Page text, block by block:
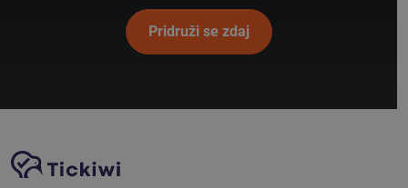
Pridruži se zdaj
Navigacija spletnega mesta
Platforma Tickiwi